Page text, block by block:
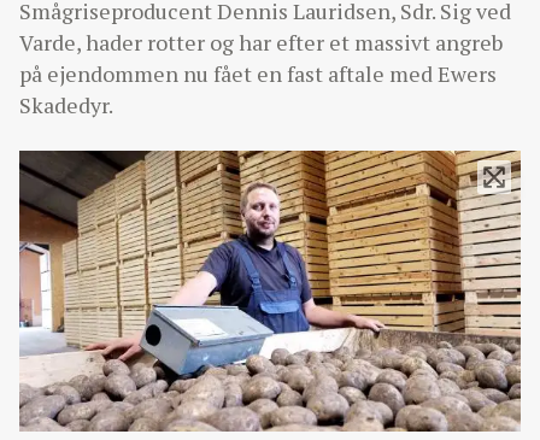
Smågriseproducent Dennis Lauridsen, Sdr. Sig ved
Varde, hader rotter og har efter et massivt angreb
på ejendommen nu fået en fast aftale med Ewers
Skadedyr.